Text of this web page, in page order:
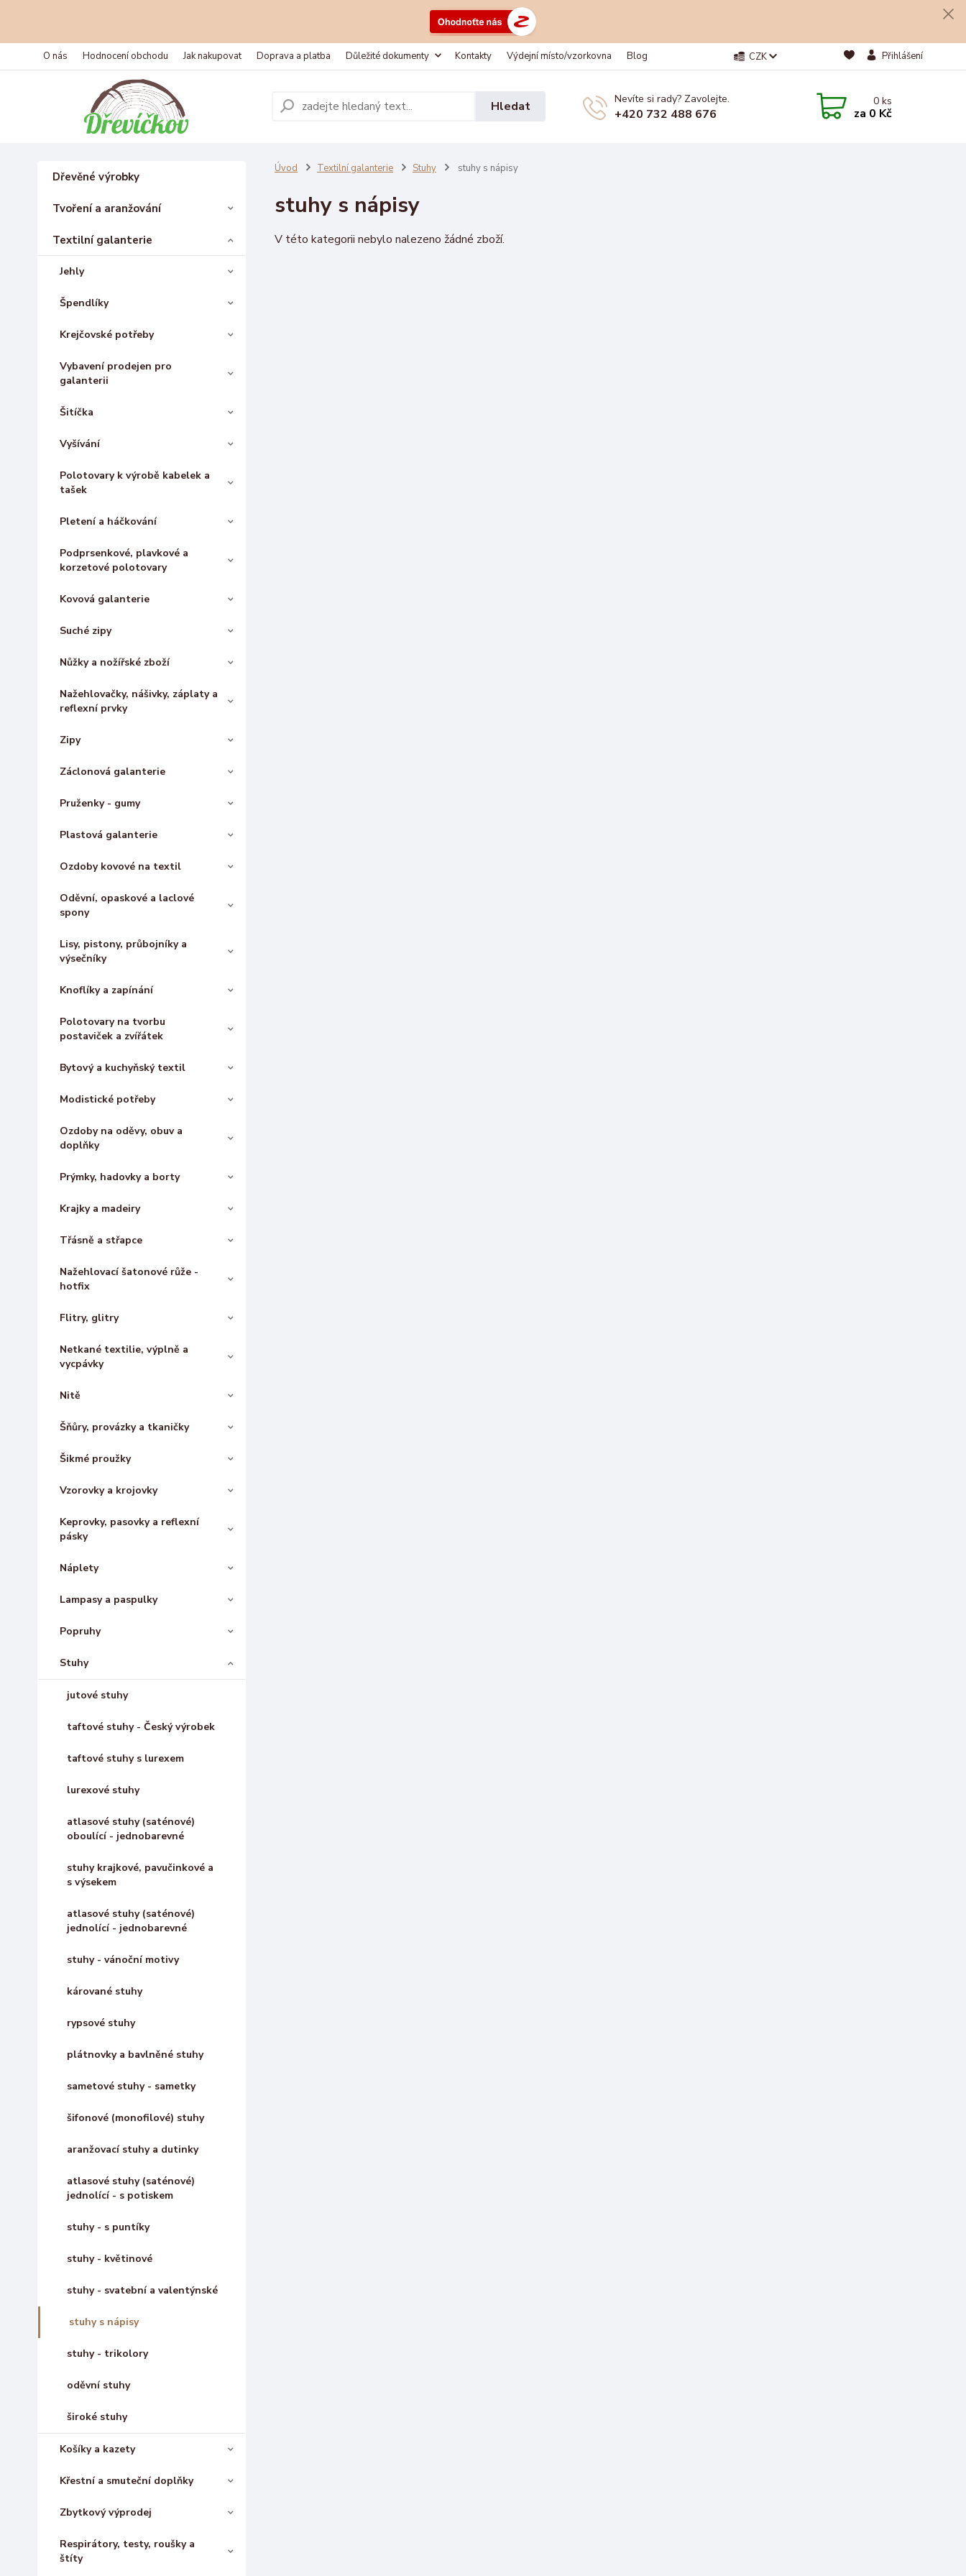
O nás Hodnocení obchodu Jak nakupovat Doprava a platba Důležité dokumenty Kontakty Výdejní místo/vzorkovna Blog CZK Přihlášení
Hledat Nevíte si rady? Zavolejte.
+420 732 488 676
0ks
za 0 Kč
Dřevěné výrobky
Tvoření a aranžování
Textilní galanterie
Jehly
Špendlíky
Krejčovské potřeby
Vybavení prodejen pro
galanterii
Šitíčka
Vyšívání
Polotovary k výrobě kabelek a
tašek
Pletení a háčkování
Podprsenkové, plavkové a
korzetové polotovary
Kovová galanterie
Suché zipy
Nůžky a nožířské zboží
Nažehlovačky, nášivky, záplaty a
reflexní prvky
Zipy
Záclonová galanterie
Pruženky - gumy
Plastová galanterie
Ozdoby kovové na textil
Oděvní, opaskové a laclové
spony
Lisy, pistony, průbojníky a
výsečníky
Knoflíky a zapínání
Polotovary na tvorbu
postaviček a zvířátek
Bytový a kuchyňský textil
Modistické potřeby
Ozdoby na oděvy, obuv a
doplňky
Prýmky, hadovky a borty
Krajky a madeiry
Třásně a střapce
Nažehlovací šatonové růže -
hotfix
Flitry, glitry
Netkané textilie, výplně a
vycpávky
Nitě
Šňůry, provázky a tkaničky
Šikmé proužky
Vzorovky a krojovky
Keprovky, pasovky a reflexní
pásky
Náplety
Lampasy a paspulky
Popruhy
Stuhy
jutové stuhy
taftové stuhy - Český výrobek
taftové stuhy s lurexem
lurexové stuhy
atlasové stuhy (saténové)
oboulící - jednobarevné
stuhy krajkové, pavučinkové a
s výsekem
atlasové stuhy (saténové)
jednolící - jednobarevné
stuhy - vánoční motivy
kárované stuhy
rypsové stuhy
plátnovky a bavlněné stuhy
sametové stuhy - sametky
šifonové (monofilové) stuhy
aranžovací stuhy a dutinky
atlasové stuhy (saténové)
jednolící - s potiskem
stuhy - s puntíky
stuhy - květinové
stuhy - svatební a valentýnské
stuhy s nápisy
stuhy - trikolory
oděvní stuhy
široké stuhy
Košíky a kazety
Křestní a smuteční doplňky
Zbytkový výprodej
Respirátory, testy, roušky a
štíty
Úvod Textilní galanterie Stuhy stuhy s nápisy
stuhy s nápisy
V této kategorii nebylo nalezeno žádné zboží.